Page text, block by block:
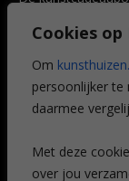
Cookies op
Om
persoonlijker te
daarmee
Met deze
over jou
Voordelen
Veelgestelde
CONTACT
Leiden